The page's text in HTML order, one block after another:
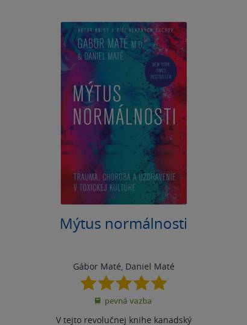
Mýtus normálnosti
Gábor Maté Daniel Maté
5.0
z
5
pevná vazba
V tejto revolučnej knihe kanadský